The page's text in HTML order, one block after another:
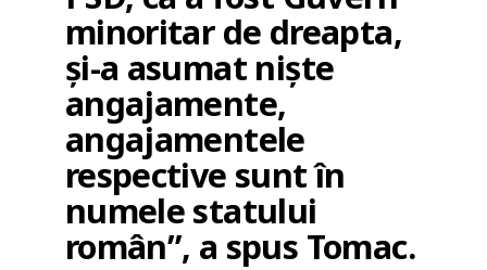
minoritar de dreapta,
și-a asumat niște
angajamente,
angajamentele
respective sunt în
numele statului
român”, a spus Tomac.